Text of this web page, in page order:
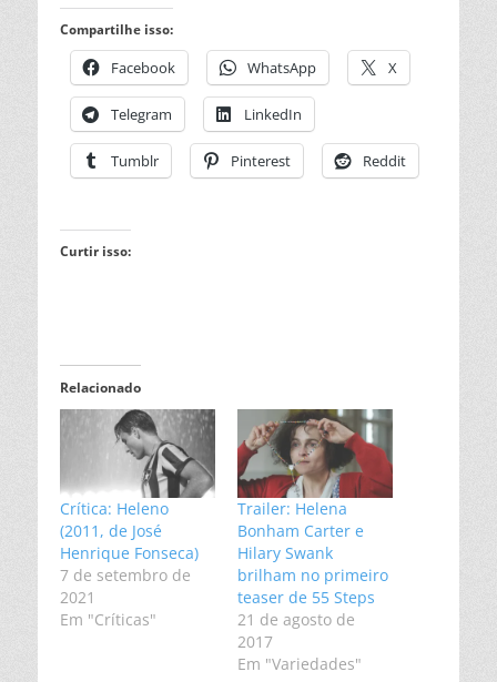
Compartilhe isso:
Facebook WhatsApp X
Telegram LinkedIn
Tumblr Pinterest Reddit
Curtir isso:
Relacionado
Crítica: Heleno
(2011, de José
Henrique Fonseca)
7 de setembro de
2021
Em "Críticas"
Trailer: Helena
Bonham Carter e
Hilary Swank
brilham no primeiro
teaser de 55 Steps
21 de agosto de
2017
Em "Variedades"